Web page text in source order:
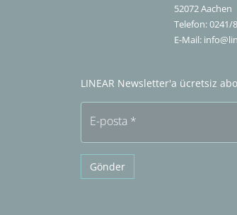
52072Aachen
Telefon:0241/
E-Mail:
LINEAR Newsletter'a ücretsiz
E-posta *
Gönder